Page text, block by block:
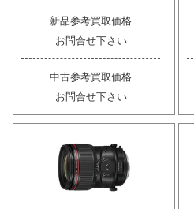
新品参考買取価格
お問合せ下さい
中古参考買取価格
お問合せ下さい